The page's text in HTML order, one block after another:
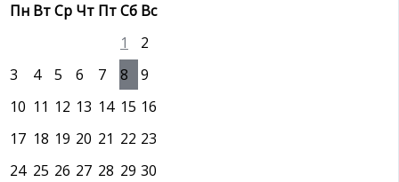
Пн ВтСр Чт ПтСб Вс
1
2
3
4 5 6 7 8
9
10 11 12 13 14 15 16
17 18 19 20 21 22 23
24 25 26 27 28 29 30